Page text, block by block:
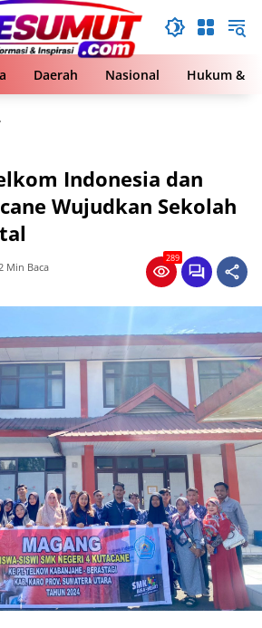
Daerah Nasional Hukum &
Indonesia dan
Wujudkan Sekolah
Min Baca
289